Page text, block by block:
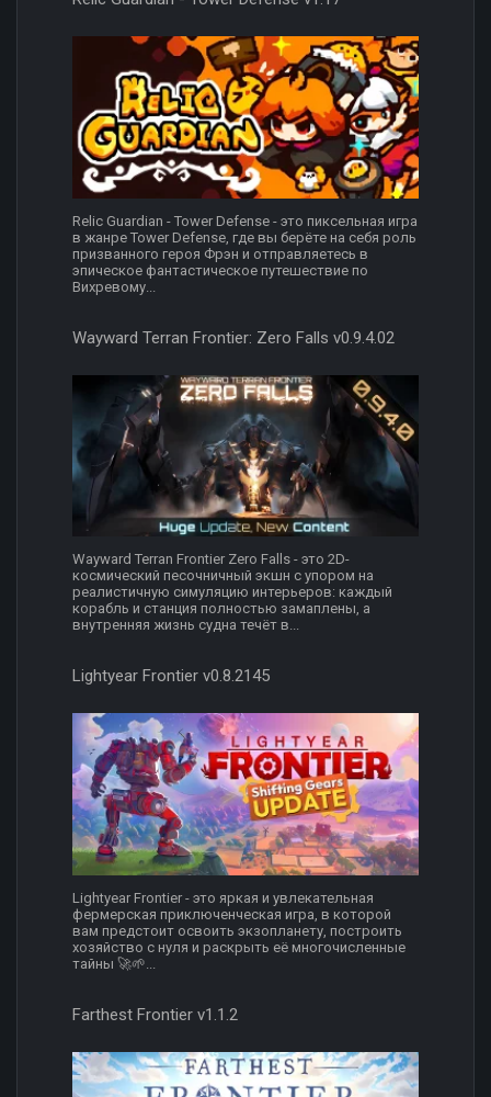
Relic Guardian - Tower Defense - это пиксельная игра
в жанре Tower Defense, где вы берёте на себя роль
призванного героя Фрэн и отправляетесь в
эпическое фантастическое путешествие по
Вихревому...
Wayward Terran Frontier: Zero Falls v0.9.4.02
Wayward Terran Frontier Zero Falls - это 2D-
космический песочничный экшн с упором на
реалистичную симуляцию интерьеров: каждый
корабль и станция полностью замаплены, а
внутренняя жизнь судна течёт в...
Lightyear Frontier v0.8.2145
Lightyear Frontier - это яркая и увлекательная
фермерская приключенческая игра, в которой
вам предстоит освоить экзопланету, построить
хозяйство с нуля и раскрыть её многочисленные
тайны 🚀🌱...
Farthest Frontier v1.1.2